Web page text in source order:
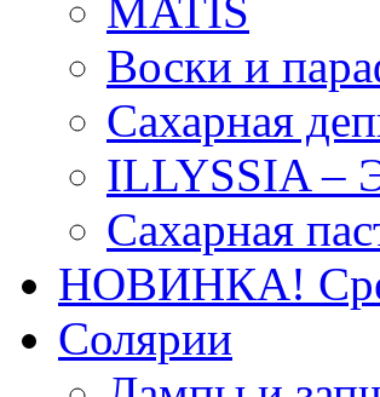
MATIS
Воски и
Сахарная
ILLYSSIA –
Сахарная
НОВИНКА!
Солярии